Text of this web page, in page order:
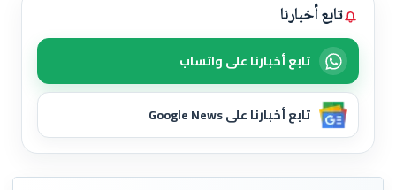
تابع أخبارنا
تابع أخبارنا على واتساب
تابع أخبارنا على Google News